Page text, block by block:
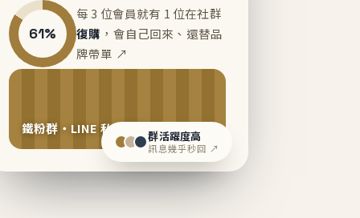
61%
每 3 位會員就有 1 位在社群
復購 ，會自己回來、還替品
牌帶單 ↗
鐵粉群・LINE 私域運營中群活躍度高
訊息幾乎秒回 ↗